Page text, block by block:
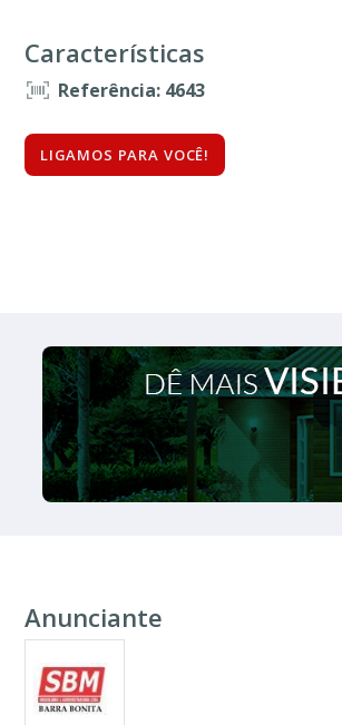
Características
Referência: 4643
LIGAMOS PARA VOCÊ!
Anunciante